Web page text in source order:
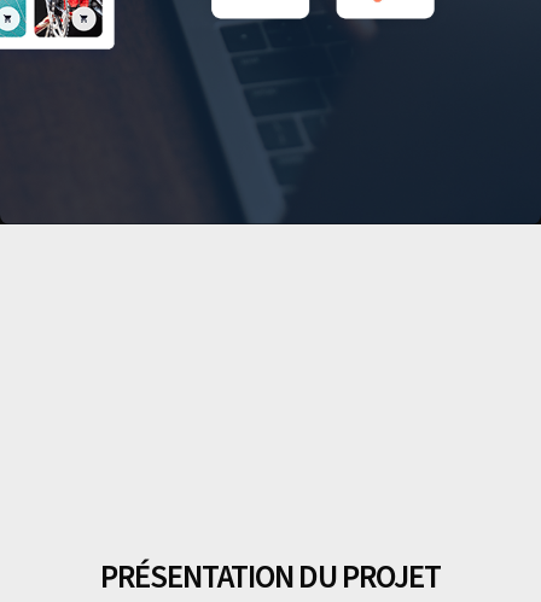
PRÉSENTATION DU PROJET